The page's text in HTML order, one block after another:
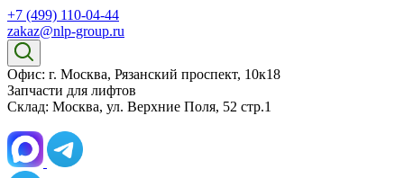
+7 (499) 110-04-44
zakaz@nlp-group.ru
Офис: г. Москва, Рязанский проспект, 10к18
Запчасти для лифтов
Склад: Москва, ул. Верхние Поля, 52 стр.1